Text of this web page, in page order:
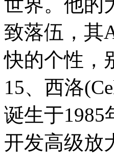
致落伍，其
快的个性，
15、西洛
诞生于1985
开发高级放